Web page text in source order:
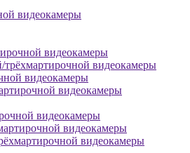
видеокамеры
видеокамеры
трёхмартирочной видеокамеры
видеокамеры
видеокамеры
видеокамеры
видеокамеры
видеокамеры